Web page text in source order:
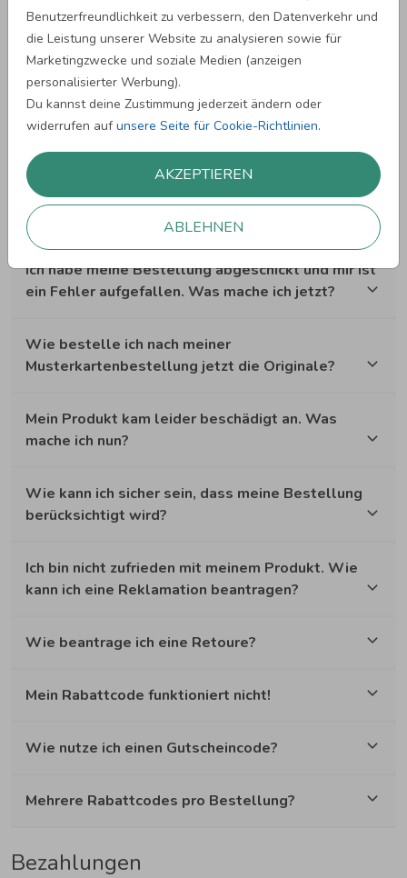
Benutzerfreundlichkeit zu verbessern, den Datenverkehr und
die Leistung unserer Website zu analysieren sowie für
Marketingzwecke und soziale Medien (anzeigen
personalisierter Werbung).
Du kannst deine Zustimmung jederzeit ändern oder
widerrufen aufunsere Seite für Cookie-Richtlinien.
AKZEPTIEREN
ABLEHNEN
Wie speichere ich meine Kreationen?
Wie läuft meine Bestellung ab?
Wie kann ich erneut bestellen?
Ich habe eine Benachrichtigung erhalten, dass sich
mein Design nicht zum Druck eignet. Was mache
ich nun?
Ich habe meine Bestellung abgeschickt und mir ist
ein Fehler aufgefallen. Was mache ich jetzt?
Wie bestelle ich nach meiner
Musterkartenbestellung jetzt die Originale?
Mein Produkt kam leider beschädigt an. Was
mache ich nun?
Wie kann ich sicher sein, dass meine Bestellung
berücksichtigt wird?
Ich bin nicht zufrieden mit meinem Produkt. Wie
kann ich eine Reklamation beantragen?
Wie beantrage ich eine Retoure?
Mein Rabattcode funktioniert nicht!
Wie nutze ich einen Gutscheincode?
Mehrere Rabattcodes pro Bestellung?
Bezahlungen